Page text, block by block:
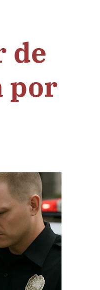
de
por